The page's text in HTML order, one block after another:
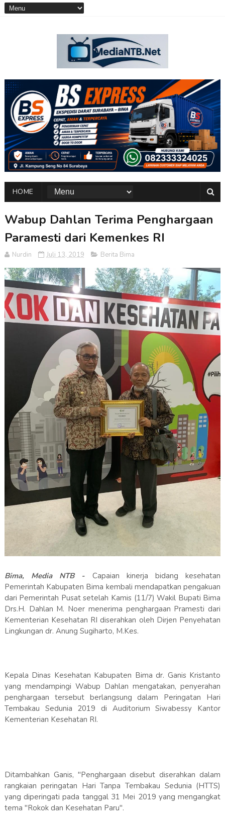
HOME
Wabup Dahlan Terima Penghargaan
Paramesti dari Kemenkes RI
Nurdin Juli 13, 2019 Berita Bima
Bima, Media NTB - Capaian kinerja bidang kesehatan
Pemerintah Kabupaten Bima kembali mendapatkan pengakuan
dari Pemerintah Pusat setelah Kamis (11/7) Wakil Bupati Bima
Drs.H. Dahlan M. Noer menerima penghargaan Pramesti dari
Kementerian Kesehatan RI diserahkan oleh Dirjen Penyehatan
Lingkungan dr. Anung Sugiharto, M.Kes.
Kepala Dinas Kesehatan Kabupaten Bima dr. Ganis Kristanto
yang mendampingi Wabup Dahlan mengatakan, penyerahan
penghargaan tersebut berlangsung dalam Peringatan Hari
Tembakau Sedunia 2019 di Auditorium Siwabessy Kantor
Kementerian Kesehatan RI.
Ditambahkan Ganis, "Penghargaan disebut diserahkan dalam
rangkaian peringatan Hari Tanpa Tembakau Sedunia (HTTS)
yang diperingati pada tanggal 31 Mei 2019 yang mengangkat
tema "Rokok dan Kesehatan Paru".